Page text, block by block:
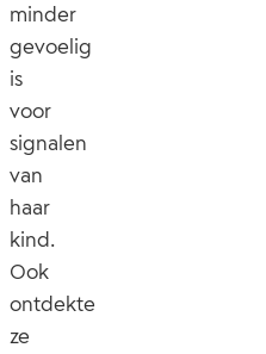
minder
gevoelig
is
voor
signalen
van
haar
kind.
Ook
ontdekte
ze